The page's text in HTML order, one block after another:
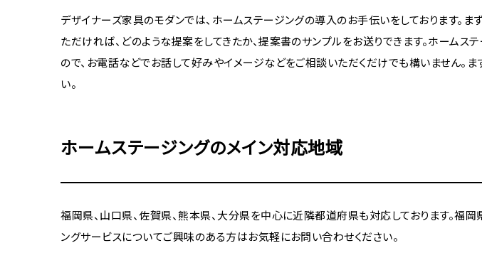
デザイナーズ家具のモダンでは、ホームステージングの導入のお手伝いをしております。
ただければ、どのような提案をしてきたか、提案書のサンプルをお送りできます。ホームス
ので、お電話などでお話して好みやイメージなどをご相談いただくだけでも構いません。
い。
ホームステージングのメイン対応地域
福岡県、山口県、佐賀県、熊本県、大分県を中心に近隣都道府県も対応しております。福岡
ングサービスについてご興味のある方はお気軽にお問い合わせください。